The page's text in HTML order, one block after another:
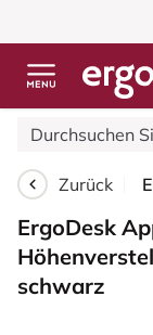
Zurück
ErgoDesk
schwarz